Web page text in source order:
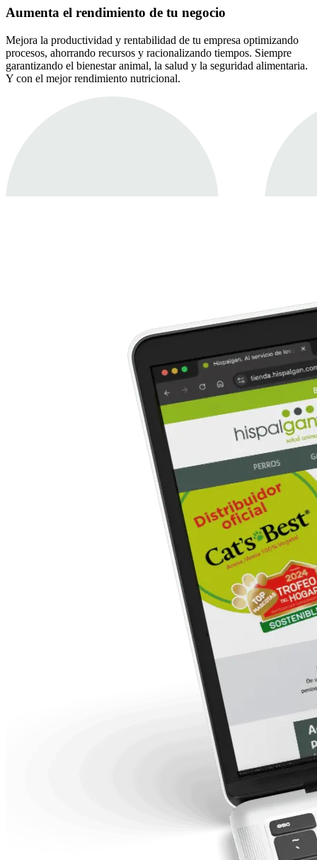
Aumenta el rendimiento de tu negocio
Mejora la productividad y rentabilidad de tu empresa optimizando
procesos, ahorrando recursos y racionalizando tiempos. Siempre
garantizando el bienestar animal, la salud y la seguridad alimentaria.
Y con el mejor rendimiento nutricional.